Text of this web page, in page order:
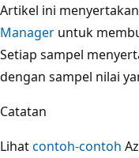
Artikel ini
Manager untuk
Setiap sampel
dengan sampel nilai
Catatan
Lihatcontoh-contoh